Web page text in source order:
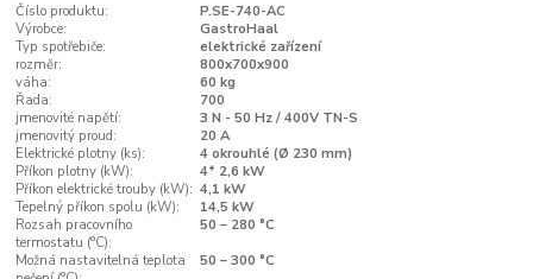
Číslo produktu:
P.SE-740-AC
Výrobce:
GastroHaal
Typ spotřebiče:
elektrické zařízení
rozměr:
800x700x900
váha:
60 kg
Řada:
700
jmenovité napětí:
3 N - 50 Hz / 400V TN-S
jmenovitý proud:
20 A
Elektrické plotny (ks):
4 okrouhlé (Ø 230 mm)
Příkon plotny (kW):
4* 2,6 kW
Příkon elektrické trouby (kW): 4,1 kW
Tepelný příkon spolu (kW):
14,5 kW
Rozsah pracovního
termostatu (°C):
50 – 280 °C
Možná nastavitelná teplota
50 – 300 °C